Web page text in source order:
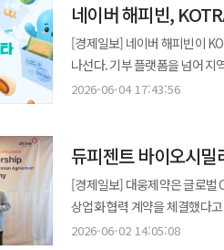
프로그램은 2024년부터 이어
연계해 신약 개발 가능성을 검증하고 실질
평가해 약물전달기술(DDS) 분
Anchoring Platform)’ 기술을
약물 방출을 제어하는 플랫폼 기술
향후 1년간 대원제약과 함께
프로그램에 참여한다. 대원제
진행하며 밀착 지원을 이어갈 계획이다. 서울바이오허브는 입주 지원을 비롯해 액셀러레이터
수행하는 실질적 협력 허브가
나선 만큼 한국 R&D센터 설립 논의는 실행 단
기대감을 드러냈다. 그는 “지
확산력을 함께 갖춘 드문 국가
있다고 강조했다. SK하이닉스
GW급 AI 클라우드 구축에 나섰다. 이날 리셉션에는 삼성전자, SK하이닉스, SK텔레콤, 현대차그룹, LG전
크래프톤 등 국내 주요 대기업
제조 AI와 로봇, AI 데이터센터
내고 있으며 AI 데이터센터용
LG유플러스 등 계열사 역시 AI
거론된다. 황 CEO는 이어 서울대 AI연구원과 로보틱스 연구소를 방문해 연구진 및 학생들과 만난다. 양측은 로봇 제어
기술을 비롯한 피지컬 AI 분야 협력 방안을 논의할 것
CEO는 네이버 1784 사옥도 찾
예정이다. 네이버는 자체 초거
저녁에는 서울 장충동 신라호
기업들이 참석할 예정이며 생
네이버 해피빈,
[경제일보] 네이버 해피빈이
나선다. 기부 플랫폼을 넘어 지
네이버 해피빈은 KOTRA와 오
반응을 통해 경쟁력을 확인한
사회적경제기업은 제품 경쟁력
것으로 알려졌다. 이에 공공기관
사회연대경제관을 통해 참여
'바이코리아(buyKOREA)'와 연계해 수출
2026-06-04 17:43:56
듀피젠트 바이오시
[경제일보] 대웅제약은 글로벌
상업화 협력 계약을 체결했다고 2일 밝혔다. 이번 계약은 개발부터 생산, 상업화까지
것이 특징이다. 양사는 차임 바
2026-06-02 14:05:08